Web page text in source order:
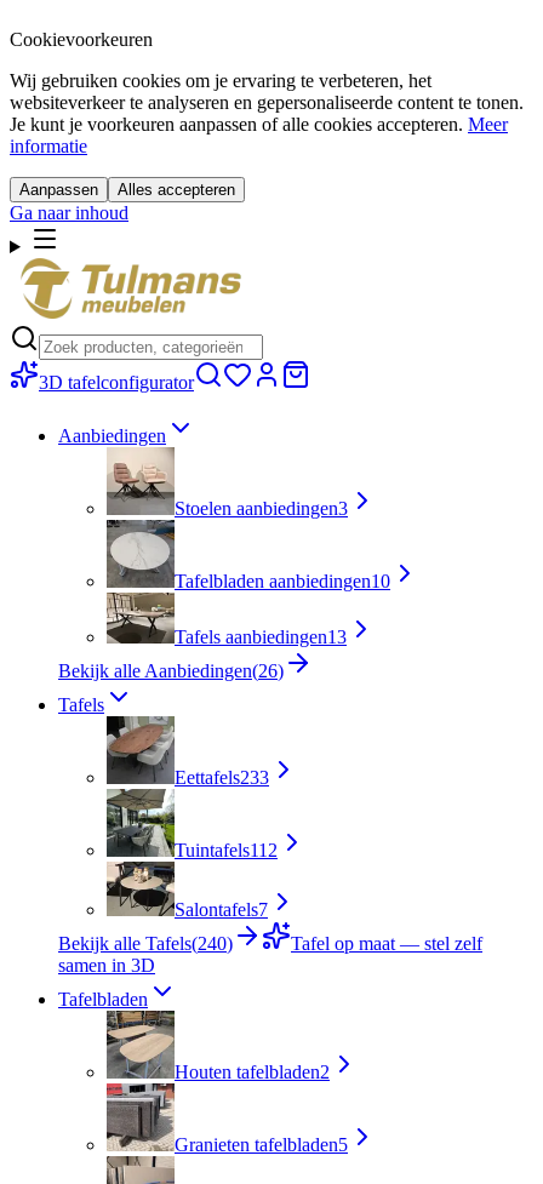
Cookievoorkeuren
Wij gebruiken cookies om je ervaring te verbeteren, het
websiteverkeer te analyseren en gepersonaliseerde content te tonen.
Je kunt je voorkeuren aanpassen of alle cookies accepteren. Meer
informatie
Aanpassen Alles accepteren
Ga naar inhoud
3D tafelconfigurator
Aanbiedingen
Stoelen aanbiedingen3
Tafelbladen aanbiedingen10
Tafels aanbiedingen13
Bekijk alle Aanbiedingen(26)
Tafels
Eettafels233
Tuintafels112
Salontafels7
Bekijk alle Tafels(240)
Tafel op maat — stel zelf
samen in 3D
Tafelbladen
Houten tafelbladen2
Granieten tafelbladen5